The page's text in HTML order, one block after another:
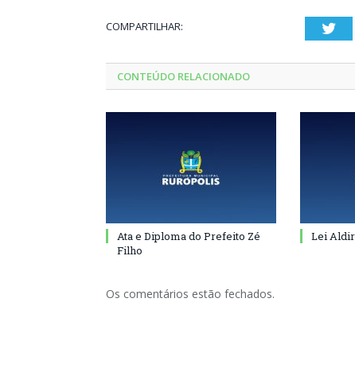
COMPARTILHAR:
CONTEÚDO RELACIONADO
Ata e Diploma do Prefeito Zé
Filho
Lei
Os comentários estão fechados.